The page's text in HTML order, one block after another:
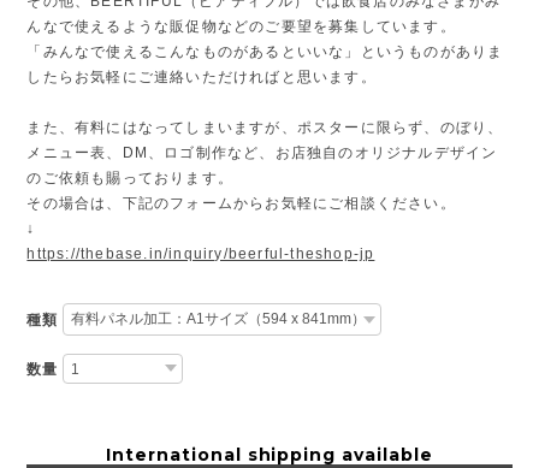
んなで使えるような販促物などのご要望を募集しています。
「みんなで使えるこんなものがあるといいな」というものがありま
したらお気軽にご連絡いただければと思います。
また、有料にはなってしまいますが、ポスターに限らず、のぼり、
メニュー表、DM、ロゴ制作など、お店独自のオリジナルデザイン
のご依頼も賜っております。
その場合は、下記のフォームからお気軽にご相談ください。
↓
https://thebase.in/inquiry/beerful-theshop-jp
種類
数量
International shipping available